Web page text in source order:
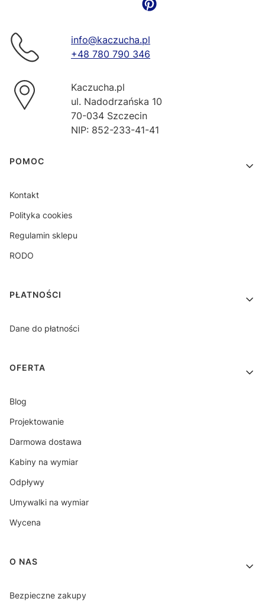
info@kaczucha.pl
+48 780 790 346
Kaczucha.pl
ul. Nadodrzańska 10
70-034 Szczecin
NIP: 852-233-41-41
Linki w stopce
POMOC
Kontakt
Polityka cookies
Regulamin sklepu
RODO
PŁATNOŚCI
Dane do płatności
OFERTA
Blog
Projektowanie
Darmowa dostawa
Kabiny na wymiar
Odpływy
Umywalki na wymiar
Wycena
O NAS
Bezpieczne zakupy